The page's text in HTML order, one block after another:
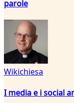
parole
Wikichiesa
I media e i social